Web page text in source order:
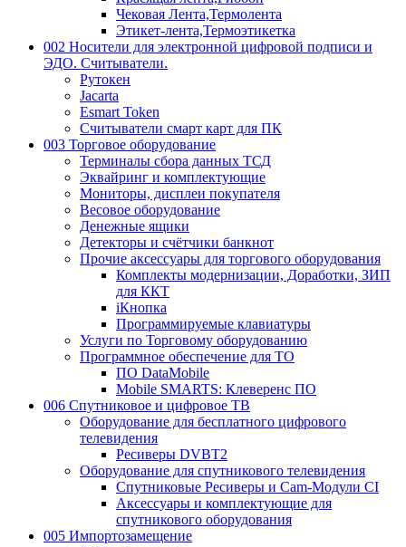
Чековая Лента,Термолента
Этикет-лента,Термоэтикетка
002 Носители для электронной цифровой подписи и
ЭДО. Считыватели.
Рутокен
Jacarta
Esmart Token
Считыватели смарт карт для ПК
003 Торговое оборудование
Терминалы сбора данных ТСД
Эквайринг и комплектующие
Мониторы, дисплеи покупателя
Весовое оборудование
Денежные ящики
Детекторы и счётчики банкнот
Прочие аксессуары для торгового оборудования
Комплекты модернизации, Доработки, ЗИП
для ККТ
iКнопка
Программируемые клавиатуры
Услуги по Торговому оборудованию
Программное обеспечение для ТО
ПО DataMobile
Mobile SMARTS: Клеверенс ПО
006 Спутниковое и цифровое ТВ
Оборудование для бесплатного цифрового
телевидения
Ресиверы DVBT2
Оборудование для спутникового телевидения
Спутниковые Ресиверы и Cam-Модули CI
Аксессуары и комплектующие для
спутникового оборудования
005 Импортозамещение